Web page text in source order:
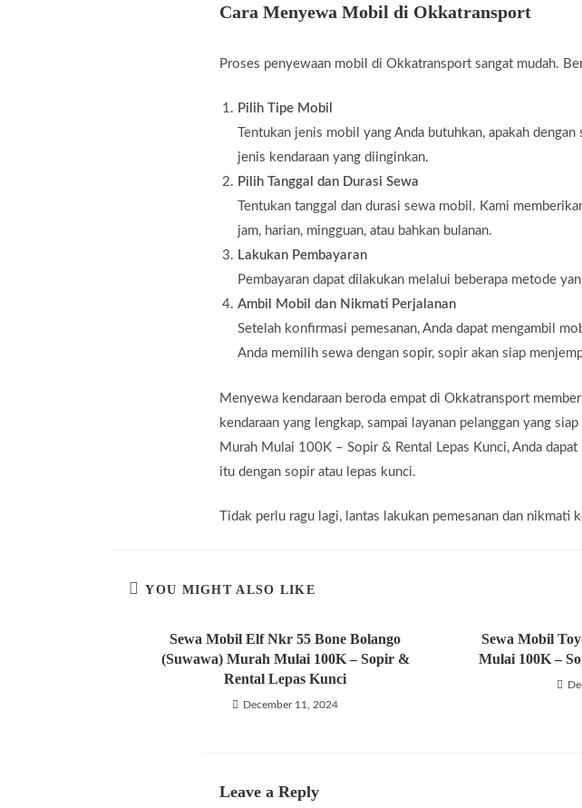
Cara Menyewa Mobil di Okkatransport
Proses penyewaan mobil di Okkatransport sangat mudah.
Pilih Tipe Mobil
Tentukan jenis mobil yang Anda butuhkan, apakah
jenis kendaraan yang diinginkan.
Pilih Tanggal dan Durasi Sewa
Tentukan tanggal dan durasi sewa mobil. Kami
jam, harian, mingguan, atau bahkan bulanan.
Lakukan Pembayaran
Pembayaran dapat dilakukan melalui beberapa metode
Ambil Mobil dan Nikmati Perjalanan
Setelah konfirmasi pemesanan, Anda dapat mengambil
Anda memilih sewa dengan sopir, sopir akan siap
Menyewa kendaraan beroda empat di Okkatransport
kendaraan yang lengkap, sampai layanan pelanggan yang
Murah Mulai 100K – Sopir & Rental Lepas Kunci, Anda
itu dengan sopir atau lepas kunci.
Tidak perlu ragu lagi, lantas lakukan pemesanan dan nikmati
YOU MIGHT ALSO LIKE
Sewa Mobil Elf Nkr 55 Bone Bolango
(Suwawa) Murah Mulai 100K – Sopir &
Rental Lepas Kunci
December 11, 2024
Sewa Mobil
Mulai 100K –
Leave a Reply